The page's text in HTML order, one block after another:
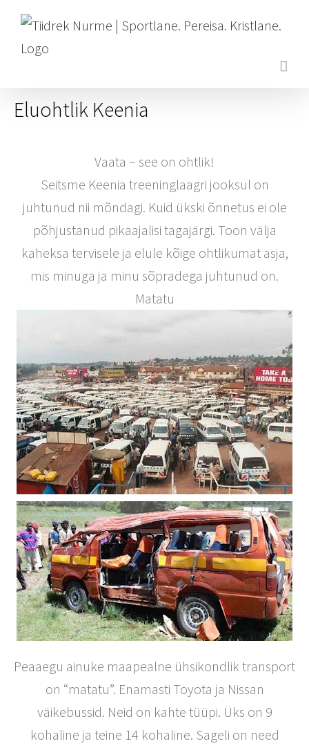
Skip
content
Eluohtlik Keenia
Vaata – see on ohtlik!
Seitsme Keenia treeninglaagri jooksul on
juhtunud nii mõndagi. Kuid ükski õnnetus ei ole
põhjustanud pikaajalisi tagajärgi. Toon välja
kaheksa tervisele ja elule kõige ohtlikumat asja,
mis minuga ja minu sõpradega juhtunud on.
Matatu
Peaaegu ainuke maapealne ühsikondlik transport
on “matatu”. Enamasti Toyota ja Nissan
väikebussid. Neid on kahte tüüpi. Üks on 9
kohaline ja teine 14 kohaline. Sageli on need